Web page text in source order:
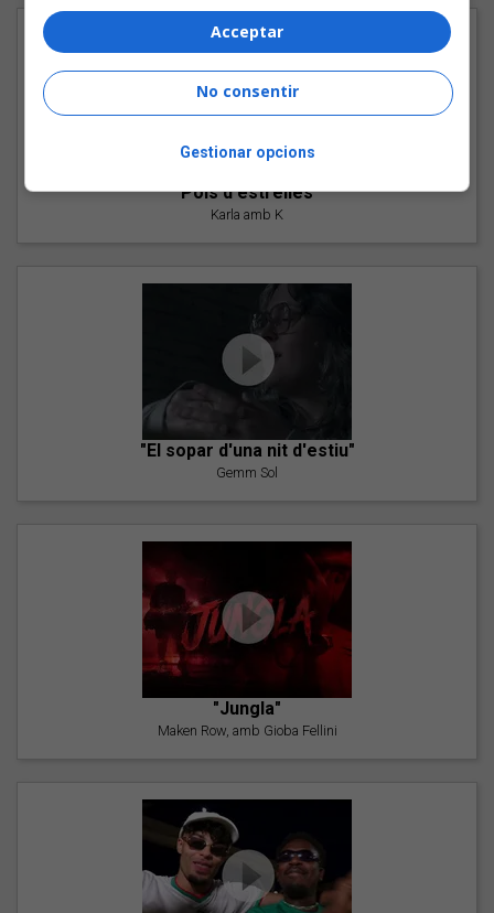
"Pols d'estrelles"
Karla amb K
"El sopar d'una nit d'estiu"
Gemm Sol
"Jungla"
Maken Row, amb Gioba Fellini
Acceptar
No consentir
Gestionar opcions